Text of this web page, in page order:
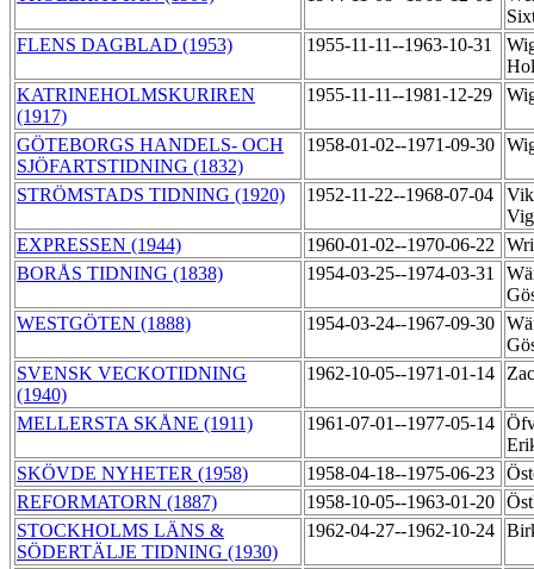
FLENS DAGBLAD (1953)
1955-11-11--1963-10-31
KATRINEHOLMSKURIREN
(1917)
1955-11-11--1981-12-29
GÖTEBORGS HANDELS- OCH
SJÖFARTSTIDNING (1832)
1958-01-02--1971-09-30
STRÖMSTADS TIDNING (1920) 1952-11-22--1968-07-04
EXPRESSEN (1944)
1960-01-02--1970-06-22
BORÅS TIDNING (1838)
1954-03-25--1974-03-31
WESTGÖTEN (1888)
1954-03-24--1967-09-30
SVENSK VECKOTIDNING
(1940)
1962-10-05--1971-01-14
MELLERSTA SKÅNE (1911) 1961-07-01--1977-05-14
SKÖVDE NYHETER (1958)
1958-04-18--1975-06-23
REFORMATORN (1887)
1958-10-05--1963-01-20
STOCKHOLMS LÄNS &
SÖDERTÄLJE TIDNING (1930)
1962-04-27--1962-10-24